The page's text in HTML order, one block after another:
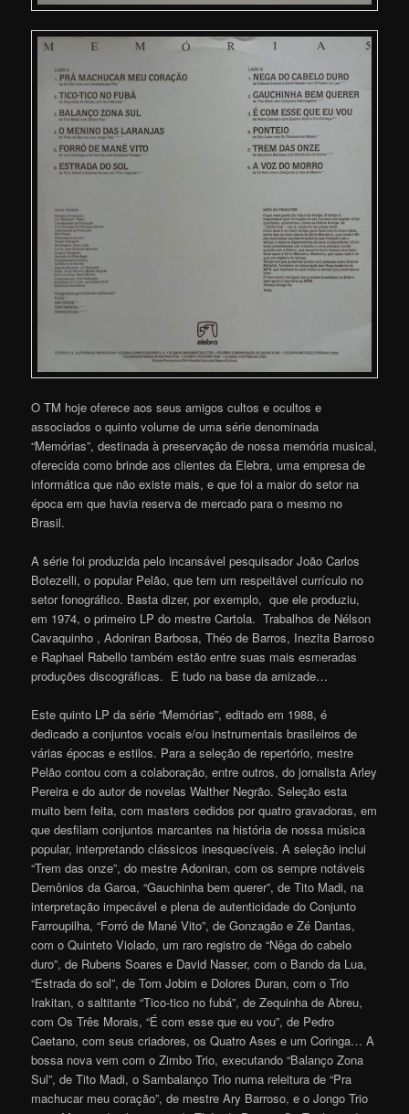
O TM hoje oferece aos seus amigos cultos e ocultos e
associados o quinto volume de uma série denominada
“Memórias”, destinada à preservação de nossa memória musical,
oferecida como brinde aos clientes da Elebra, uma empresa de
informática que não existe mais, e que foi a maior do setor na
época em que havia reserva de mercado para o mesmo no
Brasil.
A série foi produzida pelo incansável pesquisador João Carlos
Botezelli, o popular Pelão, que tem um respeitável currículo no
setor fonográfico. Basta dizer, por exemplo, que ele produziu,
em 1974, o primeiro LP do mestre Cartola. Trabalhos de Nélson
Cavaquinho , Adoniran Barbosa, Théo de Barros, Inezita Barroso
e Raphael Rabello também estão entre suas mais esmeradas
produções discográficas. E tudo na base da amizade…
Este quinto LP da série “Memórias”, editado em 1988, é
dedicado a conjuntos vocais e/ou instrumentais brasileiros de
várias épocas e estilos. Para a seleção de repertório, mestre
Pelão contou com a colaboração, entre outros, do jornalista Arley
Pereira e do autor de novelas Walther Negrão. Seleção esta
muito bem feita, com masters cedidos por quatro gravadoras, em
que desfilam conjuntos marcantes na história de nossa música
popular, interpretando clássicos inesquecíveis. A seleção inclui
“Trem das onze”, do mestre Adoniran, com os sempre notáveis
Demônios da Garoa, “Gauchinha bem querer”, de Tito Madi, na
interpretação impecável e plena de autenticidade do Conjunto
Farroupilha, “Forró de Mané Vito”, de Gonzagão e Zé Dantas,
com o Quinteto Violado, um raro registro de “Nêga do cabelo
duro”, de Rubens Soares e David Nasser, com o Bando da Lua,
“Estrada do sol”, de Tom Jobim e Dolores Duran, com o Trio
Irakitan, o saltitante “Tico-tico no fubá”, de Zequinha de Abreu,
com Os Três Morais, “É com esse que eu vou”, de Pedro
Caetano, com seus criadores, os Quatro Ases e um Coringa… A
bossa nova vem com o Zimbo Trio, executando “Balanço Zona
Sul”, de Tito Madi, o Sambalanço Trio numa releitura de “Pra
machucar meu coração”, de mestre Ary Barroso, e o Jongo Trio